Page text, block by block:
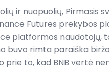
ir nuopuolių, Pirmasis
Futures prekybos
platformos naudotojų,
buvo rimta paraiška
prie to, kad BNB vertė